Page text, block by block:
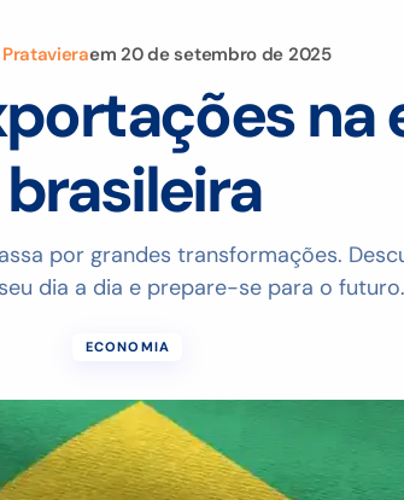
em 20 de setembro de 2025
na
brasileira
por grandes transformações.
dia a dia e prepare-se para o futuro.
ECONOMIA